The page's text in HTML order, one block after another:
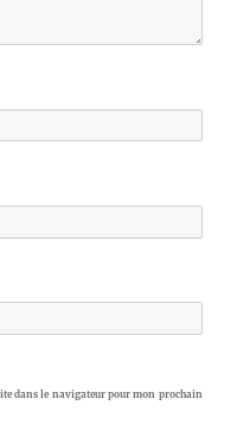
dans le navigateur pour mon prochain